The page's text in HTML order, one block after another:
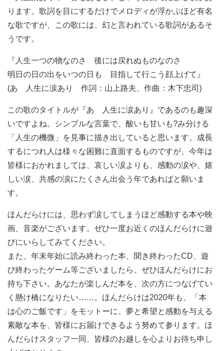
ります。歌詞を目にするだけでメロディが浮かぶほど有名
な歌ですが、この歌には、幻と言われている歌詞があるそ
うです。
『人生一つの物なのさ 後には戻れぬものなのさ
明日の日の出をいつの日も 目指して行こう顔上げて』
(あゝ人生に涙あり 作詞：山上路夫、作曲：木下忠司)
この歌のタイトルが『あゝ人生に涙あり』であるのも趣深
いですよね。シンプルな言葉で、酸いも甘いも?み分ける
「人生の機微」を見事に描き出していると思います。成長
するにつれ人は様々な困難に直面するものですが、今年は
皆様におかれましては、哀しい涙よりも、感動の涙や、嬉
しい涙、共感の涙にたくさん出会う年であればと願いま
す。
ほんだらけには、思わず涙してしまうほど感動する本や映
画、音楽がございます。ぜひ一度お近くのほんだらけに遊
びにいらしてみてください。
また、年末年始に読み終わった本、聞き終わったCD、遊
び終わったゲーム等ございましたら、ぜひほんだらけにお
持ち下さい。あなたが楽しんだ本を、次の方につなげてい
く懸け橋になりたい……。ほんだらけは2020年も、「本
は心のご飯です」をモットーに、夢と希望と感動を与える
素敵な本を、皆様にお届けできるよう努めて参ります。ほ
んだらけスタッフ一同、皆様のお越しを心よりお待ち申し